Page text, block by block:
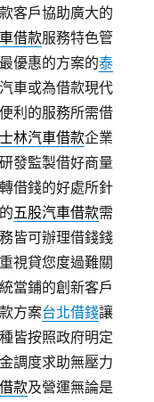
客戶協助廣大的
借款服務特色管
優惠的方案的泰
車或為借款現代
利的服務所需借
士林汽車借款企業
發監製借好商量
借錢的好處所針
五股汽車借款需
皆可辦理借錢錢
視貸您度過難關
當鋪的創新客戶
方案台北借錢讓
皆按照政府明定
調度求助無壓力
款及營運無論是